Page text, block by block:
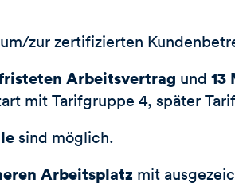
zur zertifizierten
Arbeitsvertrag und 13
mit Tarifgruppe 4, später
sind möglich.
Arbeitsplatz mit